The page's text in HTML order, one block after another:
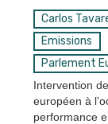
Carlos
Emissions
Parlement
Intervention
européen à
performance